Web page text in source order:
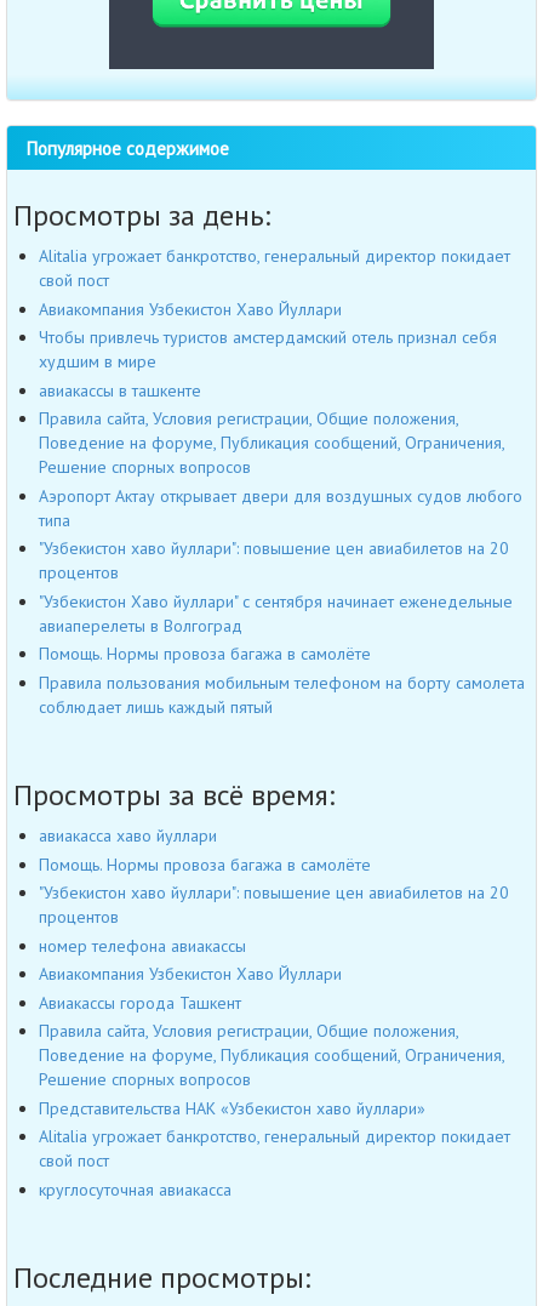
Популярное содержимое
Просмотры за день:
Alitalia угрожает банкротство, генеральный директор покидает
свой пост
Авиакомпания Узбекистон Хаво Йуллари
Чтобы привлечь туристов амстердамский отель признал себя
худшим в мире
авиакассы в ташкенте
Правила сайта, Условия регистрации, Общие положения,
Поведение на форуме, Публикация сообщений, Ограничения,
Решение спорных вопросов
Аэропорт Актау открывает двери для воздушных судов любого
типа
"Узбекистон хаво йуллари": повышение цен авиабилетов на 20
процентов
"Узбекистон Хаво йуллари" с сентября начинает еженедельные
авиаперелеты в Волгоград
Помощь. Нормы провоза багажа в самолёте
Правила пользования мобильным телефоном на борту самолета
соблюдает лишь каждый пятый
Просмотры за всё время:
авиакасса хаво йуллари
Помощь. Нормы провоза багажа в самолёте
"Узбекистон хаво йуллари": повышение цен авиабилетов на 20
процентов
номер телефона авиакассы
Авиакомпания Узбекистон Хаво Йуллари
Авиакассы города Ташкент
Правила сайта, Условия регистрации, Общие положения,
Поведение на форуме, Публикация сообщений, Ограничения,
Решение спорных вопросов
Представительства НАК «Узбекистон хаво йуллари»
Alitalia угрожает банкротство, генеральный директор покидает
свой пост
круглосуточная авиакасса
Последние просмотры: